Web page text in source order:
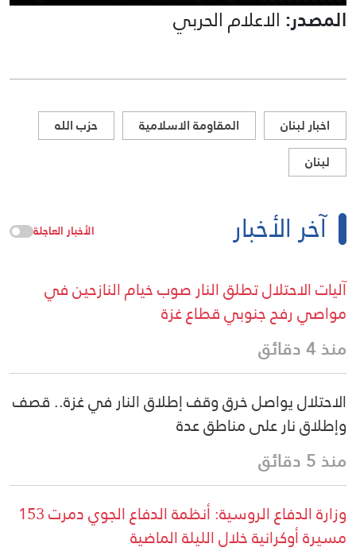
المصدر: الاعلام الحربي
اخبار لبنان المقاومة الاسلامية
حزب الله
لبنان
آخر الأخبار الأخبار العاجلة
آليات الاحتلال تطلق النار صوب خيام النازحين في
مواصي رفح جنوبي قطاع غزة
منذ 4 دقائق
الاحتلال يواصل خرق وقف إطلاق النار في غزة.. قصف
وإطلاق نار على مناطق عدة
منذ 5 دقائق
وزارة الدفاع الروسية: أنظمة الدفاع الجوي دمرت 153
مسيرة أوكرانية خلال الليلة الماضية